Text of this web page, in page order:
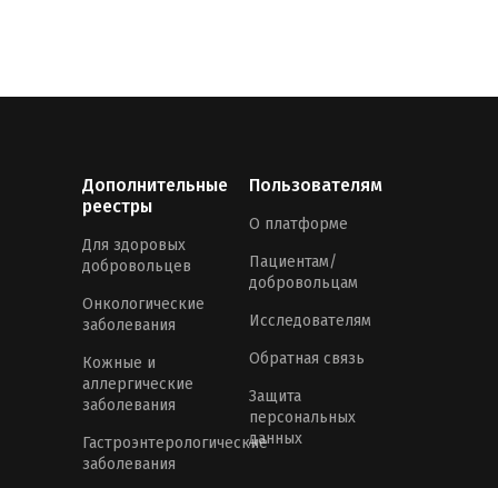
Дополнительные
реестры
Для здоровых
добровольцев
Онкологические
заболевания
Кожные и
аллергические
заболевания
Гастроэнтерологические
заболевания
Пользователям
О платформе
Пациентам/
добровольцам
Исследователям
Обратная связь
Защита
персональных
данных